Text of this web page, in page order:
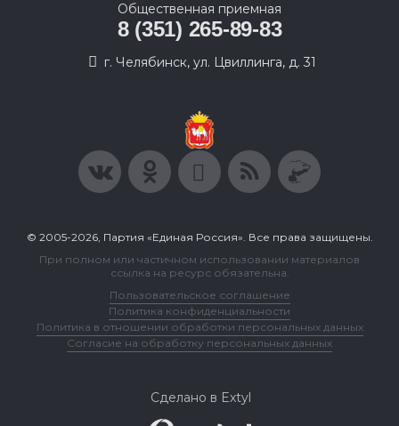
Общественная приемная
8 (351) 265-89-83
г. Челябинск, ул. Цвиллинга, д. 31
© 2005-2026, Партия «Единая Россия». Все права защищены.
При полном или частичном использовании материалов
ссылка на ресурс обязательна.
Пользовательское соглашение
Политика конфиденциальности
Политика в отношении обработки персональных данных
Согласие на обработку персональных данных
Сделано в Extyl